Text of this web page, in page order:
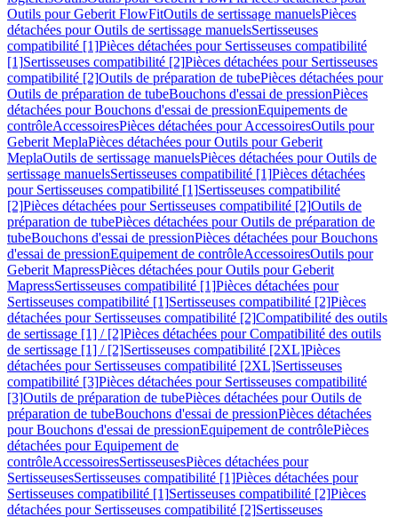
Outils pour Geberit FlowFitOutils de sertissage manuelsPièces
détachées pour Outils de sertissage manuelsSertisseuses
compatibilité [1]Pièces détachées pour Sertisseuses compatibilité
[1]Sertisseuses compatibilité [2]Pièces détachées pour Sertisseuses
compatibilité [2]Outils de préparation de tubePièces détachées pour
Outils de préparation de tubeBouchons d'essai de pressionPièces
détachées pour Bouchons d'essai de pressionEquipements de
contrôleAccessoiresPièces détachées pour AccessoiresOutils pour
Geberit MeplaPièces détachées pour Outils pour Geberit
MeplaOutils de sertissage manuelsPièces détachées pour Outils de
sertissage manuelsSertisseuses compatibilité [1]Pièces détachées
pour Sertisseuses compatibilité [1]Sertisseuses compatibilité
[2]Pièces détachées pour Sertisseuses compatibilité [2]Outils de
préparation de tubePièces détachées pour Outils de préparation de
tubeBouchons d'essai de pressionPièces détachées pour Bouchons
d'essai de pressionEquipement de contrôleAccessoiresOutils pour
Geberit MapressPièces détachées pour Outils pour Geberit
MapressSertisseuses compatibilité [1]Pièces détachées pour
Sertisseuses compatibilité [1]Sertisseuses compatibilité [2]Pièces
détachées pour Sertisseuses compatibilité [2]Compatibilité des outils
de sertissage [1] / [2]Pièces détachées pour Compatibilité des outils
de sertissage [1] / [2]Sertisseuses compatibilité [2XL]Pièces
détachées pour Sertisseuses compatibilité [2XL]Sertisseuses
compatibilité [3]Pièces détachées pour Sertisseuses compatibilité
[3]Outils de préparation de tubePièces détachées pour Outils de
préparation de tubeBouchons d'essai de pressionPièces détachées
pour Bouchons d'essai de pressionEquipement de contrôlePièces
détachées pour Equipement de
contrôleAccessoiresSertisseusesPièces détachées pour
SertisseusesSertisseuses compatibilité [1]Pièces détachées pour
Sertisseuses compatibilité [1]Sertisseuses compatibilité [2]Pièces
détachées pour Sertisseuses compatibilité [2]Sertisseuses